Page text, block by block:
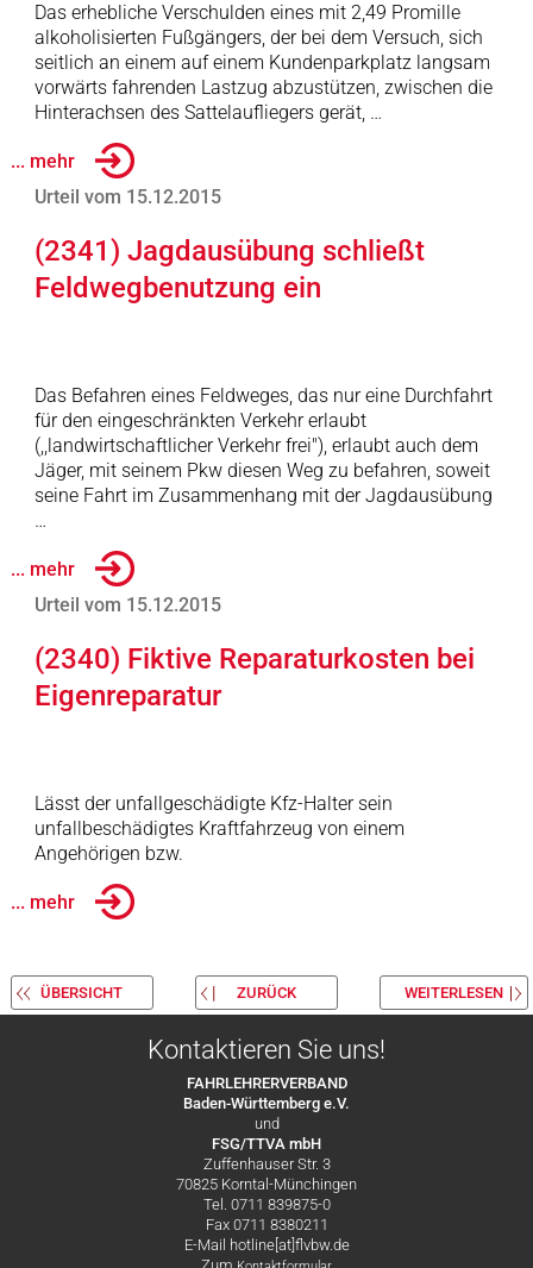
Das erhebliche Verschulden eines mit 2,49 Promille
alkoholisierten Fußgängers, der bei dem Versuch, sich
seitlich an einem auf einem Kundenparkplatz langsam
vorwärts fahrenden Lastzug abzustützen, zwischen die
Hinterachsen des Sattelaufliegers gerät, …
... mehr
Urteil vom 15.12.2015
(2341) Jagdausübung schließt
Feldwegbenutzung ein
Das Befahren eines Feldweges, das nur eine Durchfahrt
für den eingeschränkten Verkehr erlaubt
(,,landwirtschaftlicher Verkehr frei"), erlaubt auch dem
Jäger, mit seinem Pkw diesen Weg zu befahren, soweit
seine Fahrt im Zusammenhang mit der Jagdausübung
…
... mehr
Urteil vom 15.12.2015
(2340) Fiktive Reparaturkosten bei
Eigenreparatur
Lässt der unfallgeschädigte Kfz-Halter sein
unfallbeschädigtes Kraftfahrzeug von einem
Angehörigen bzw.
... mehr
ÜBERSICHT ZURÜCK WEITERLESEN
Kontaktieren Sie uns!
FAHRLEHRERVERBAND
Baden-Württemberg e.V.
und
FSG/TTVA mbH
Zuffenhauser Str. 3
70825 Korntal-Münchingen
Tel. 0711 839875-0
Fax 0711 8380211
E-Mail hotline[at]flvbw.de